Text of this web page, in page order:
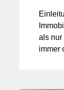
als nur
immer